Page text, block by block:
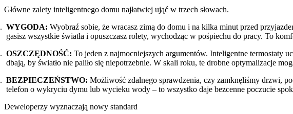
Główne zalety inteligentnego domu najłatwiej ująć w trzech słowach.
WYGODA: Wyobraź sobie, że wracasz zimą do domu i na kilka minut przed
gasisz wszystkie światła i opuszczasz rolety, wychodząc w pośpiechu do pracy. To
OSZCZĘDNOŚĆ: To jeden z najmocniejszych argumentów. Inteligentne termostaty
dbają, by światło nie paliło się niepotrzebnie. W skali roku, te drobne optymalizacje
BEZPIECZEŃSTWO: Możliwość zdalnego sprawdzenia, czy zamknęliśmy drzwi,
telefon o wykryciu dymu lub wycieku wody – to wszystko daje bezcenne poczucie
Deweloperzy wyznaczają nowy standard